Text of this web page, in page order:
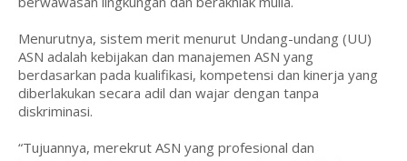
Menurutnya, sistem merit menurut Undang-undang (UU)
ASN adalah kebijakan dan manajemen ASN yang
berdasarkan pada kualifikasi, kompetensi dan kinerja yang
diberlakukan secara adil dan wajar dengan tanpa
diskriminasi.
“Tujuannya, merekrut ASN yang profesional dan